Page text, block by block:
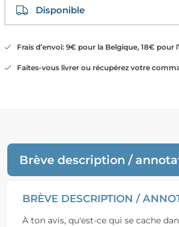
Disponible
Frais d’envoi: 9€ pour la Belgique, 18€ pour
Faites-vous livrer ou récupérez votre
Brève description /
BRÈVE DESCRIPTION /
À ton avis, qu'est-ce qui se cache